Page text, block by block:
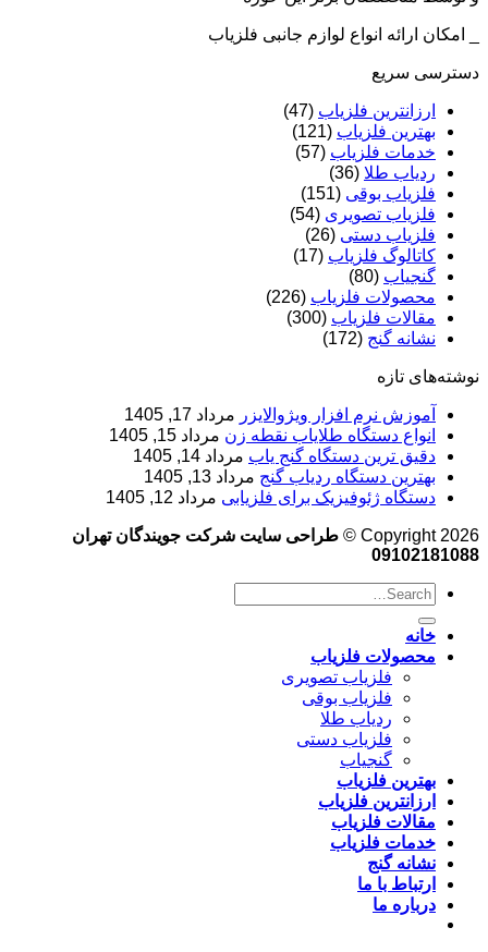
_ امکان ارائه انواع لوازم جانبی فلزیاب
دسترسی سریع
ارزانترین فلزیاب (47)
بهترین فلزیاب (121)
خدمات فلزیاب (57)
ردیاب طلا (36)
فلزیاب بوقی (151)
فلزیاب تصویری (54)
فلزیاب دستی (26)
کاتالوگ فلزیاب (17)
گنجیاب (80)
محصولات فلزیاب (226)
مقالات فلزیاب (300)
نشانه گنج (172)
نوشته‌های تازه
آموزش نرم‌ افزار ویژوالایزر مرداد 17, 1405
انواع دستگاه طلایاب نقطه زن مرداد 15, 1405
دقیق ترین دستگاه گنج یاب مرداد 14, 1405
بهترین دستگاه ردیاب گنج مرداد 13, 1405
دستگاه ژئوفیزیک برای فلزیابی مرداد 12, 1405
Copyright 2026 ©
طراحی سایت شرکت جویندگان تهران
09102181088
خانه
محصولات فلزیاب
فلزیاب تصویری
فلزیاب بوقی
ردیاب طلا
فلزیاب دستی
گنجیاب
بهترین فلزیاب
ارزانترین فلزیاب
مقالات فلزیاب
خدمات فلزیاب
نشانه گنج
ارتباط با ما
درباره ما